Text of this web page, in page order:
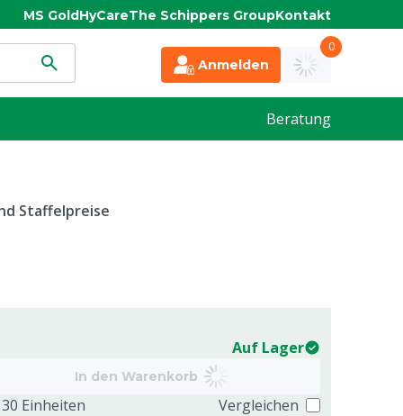
MS GoldHyCareThe Schippers GroupKontakt
Anmelden
0
Beratung
Auf Lager
In den Warenkorb
30 Einheiten Vergleichen
Staffelpreise